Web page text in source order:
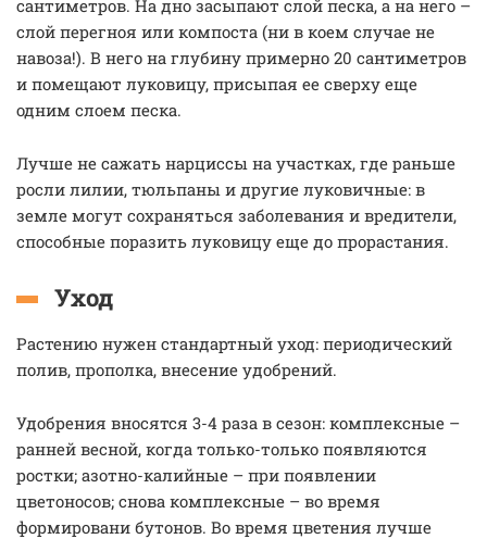
сантиметров. На дно засыпают слой песка, а на него –
слой перегноя или компоста (ни в коем случае не
навоза!). В него на глубину примерно 20 сантиметров
и помещают луковицу, присыпая ее сверху еще
одним слоем песка.
Лучше не сажать нарциссы на участках, где раньше
росли лилии, тюльпаны и другие луковичные: в
земле могут сохраняться заболевания и вредители,
способные поразить луковицу еще до прорастания.
Уход
Растению нужен стандартный уход: периодический
полив, прополка, внесение удобрений.
Удобрения вносятся 3-4 раза в сезон: комплексные –
ранней весной, когда только-только появляются
ростки; азотно-калийные – при появлении
цветоносов; снова комплексные – во время
формировани бутонов. Во время цветения лучше